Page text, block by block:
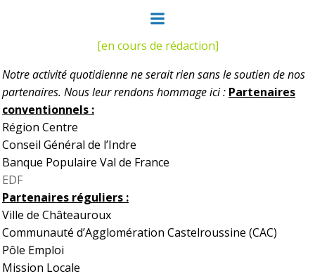
au
contenu
[en cours de rédaction]
Notre activité quotidienne ne serait rien sans le soutien de nos
partenaires. Nous leur rendons hommage ici : Partenaires
conventionnels :
Région Centre
Conseil Général de l’Indre
Banque Populaire Val de France
EDF
Partenaires réguliers :
Ville de Châteauroux
Communauté d’Agglomération Castelroussine (CAC)
Pôle Emploi
Mission Locale